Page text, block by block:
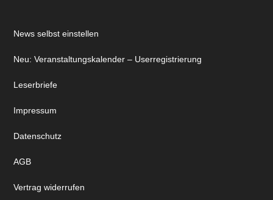
News selbst einstellen
Neu: Veranstaltungskalender – Userregistrierung
Leserbriefe
Impressum
Datenschutz
AGB
Vertrag widerrufen